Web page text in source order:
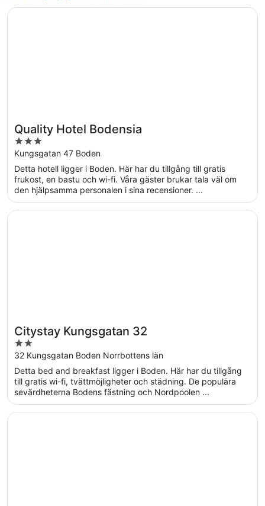
Quality Hotel Bodensia
3
out
of
5
Kungsgatan 47 Boden
Detta hotell ligger i Boden. Här har du tillgång till gratis
frukost, en bastu och wi-fi. Våra gäster brukar tala väl om
den hjälpsamma personalen i sina recensioner. ...
Öppnas i ett nytt fönster
Quality Hotel Bodensia
Citystay Kungsgatan 32
2
out
of
5
32 Kungsgatan Boden Norrbottens län
Detta bed and breakfast ligger i Boden. Här har du tillgång
till gratis wi-fi, tvättmöjligheter och städning. De populära
sevärdheterna Bodens fästning och Nordpoolen ...
Öppnas i ett nytt fönster
Citystay Kungsgatan 32
Öppnas i ett nytt fönster
Hotell Drottninggatan 11